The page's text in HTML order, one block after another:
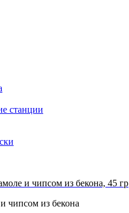
станции
и чипсом из бекона, 45 гр
чипсом из бекона